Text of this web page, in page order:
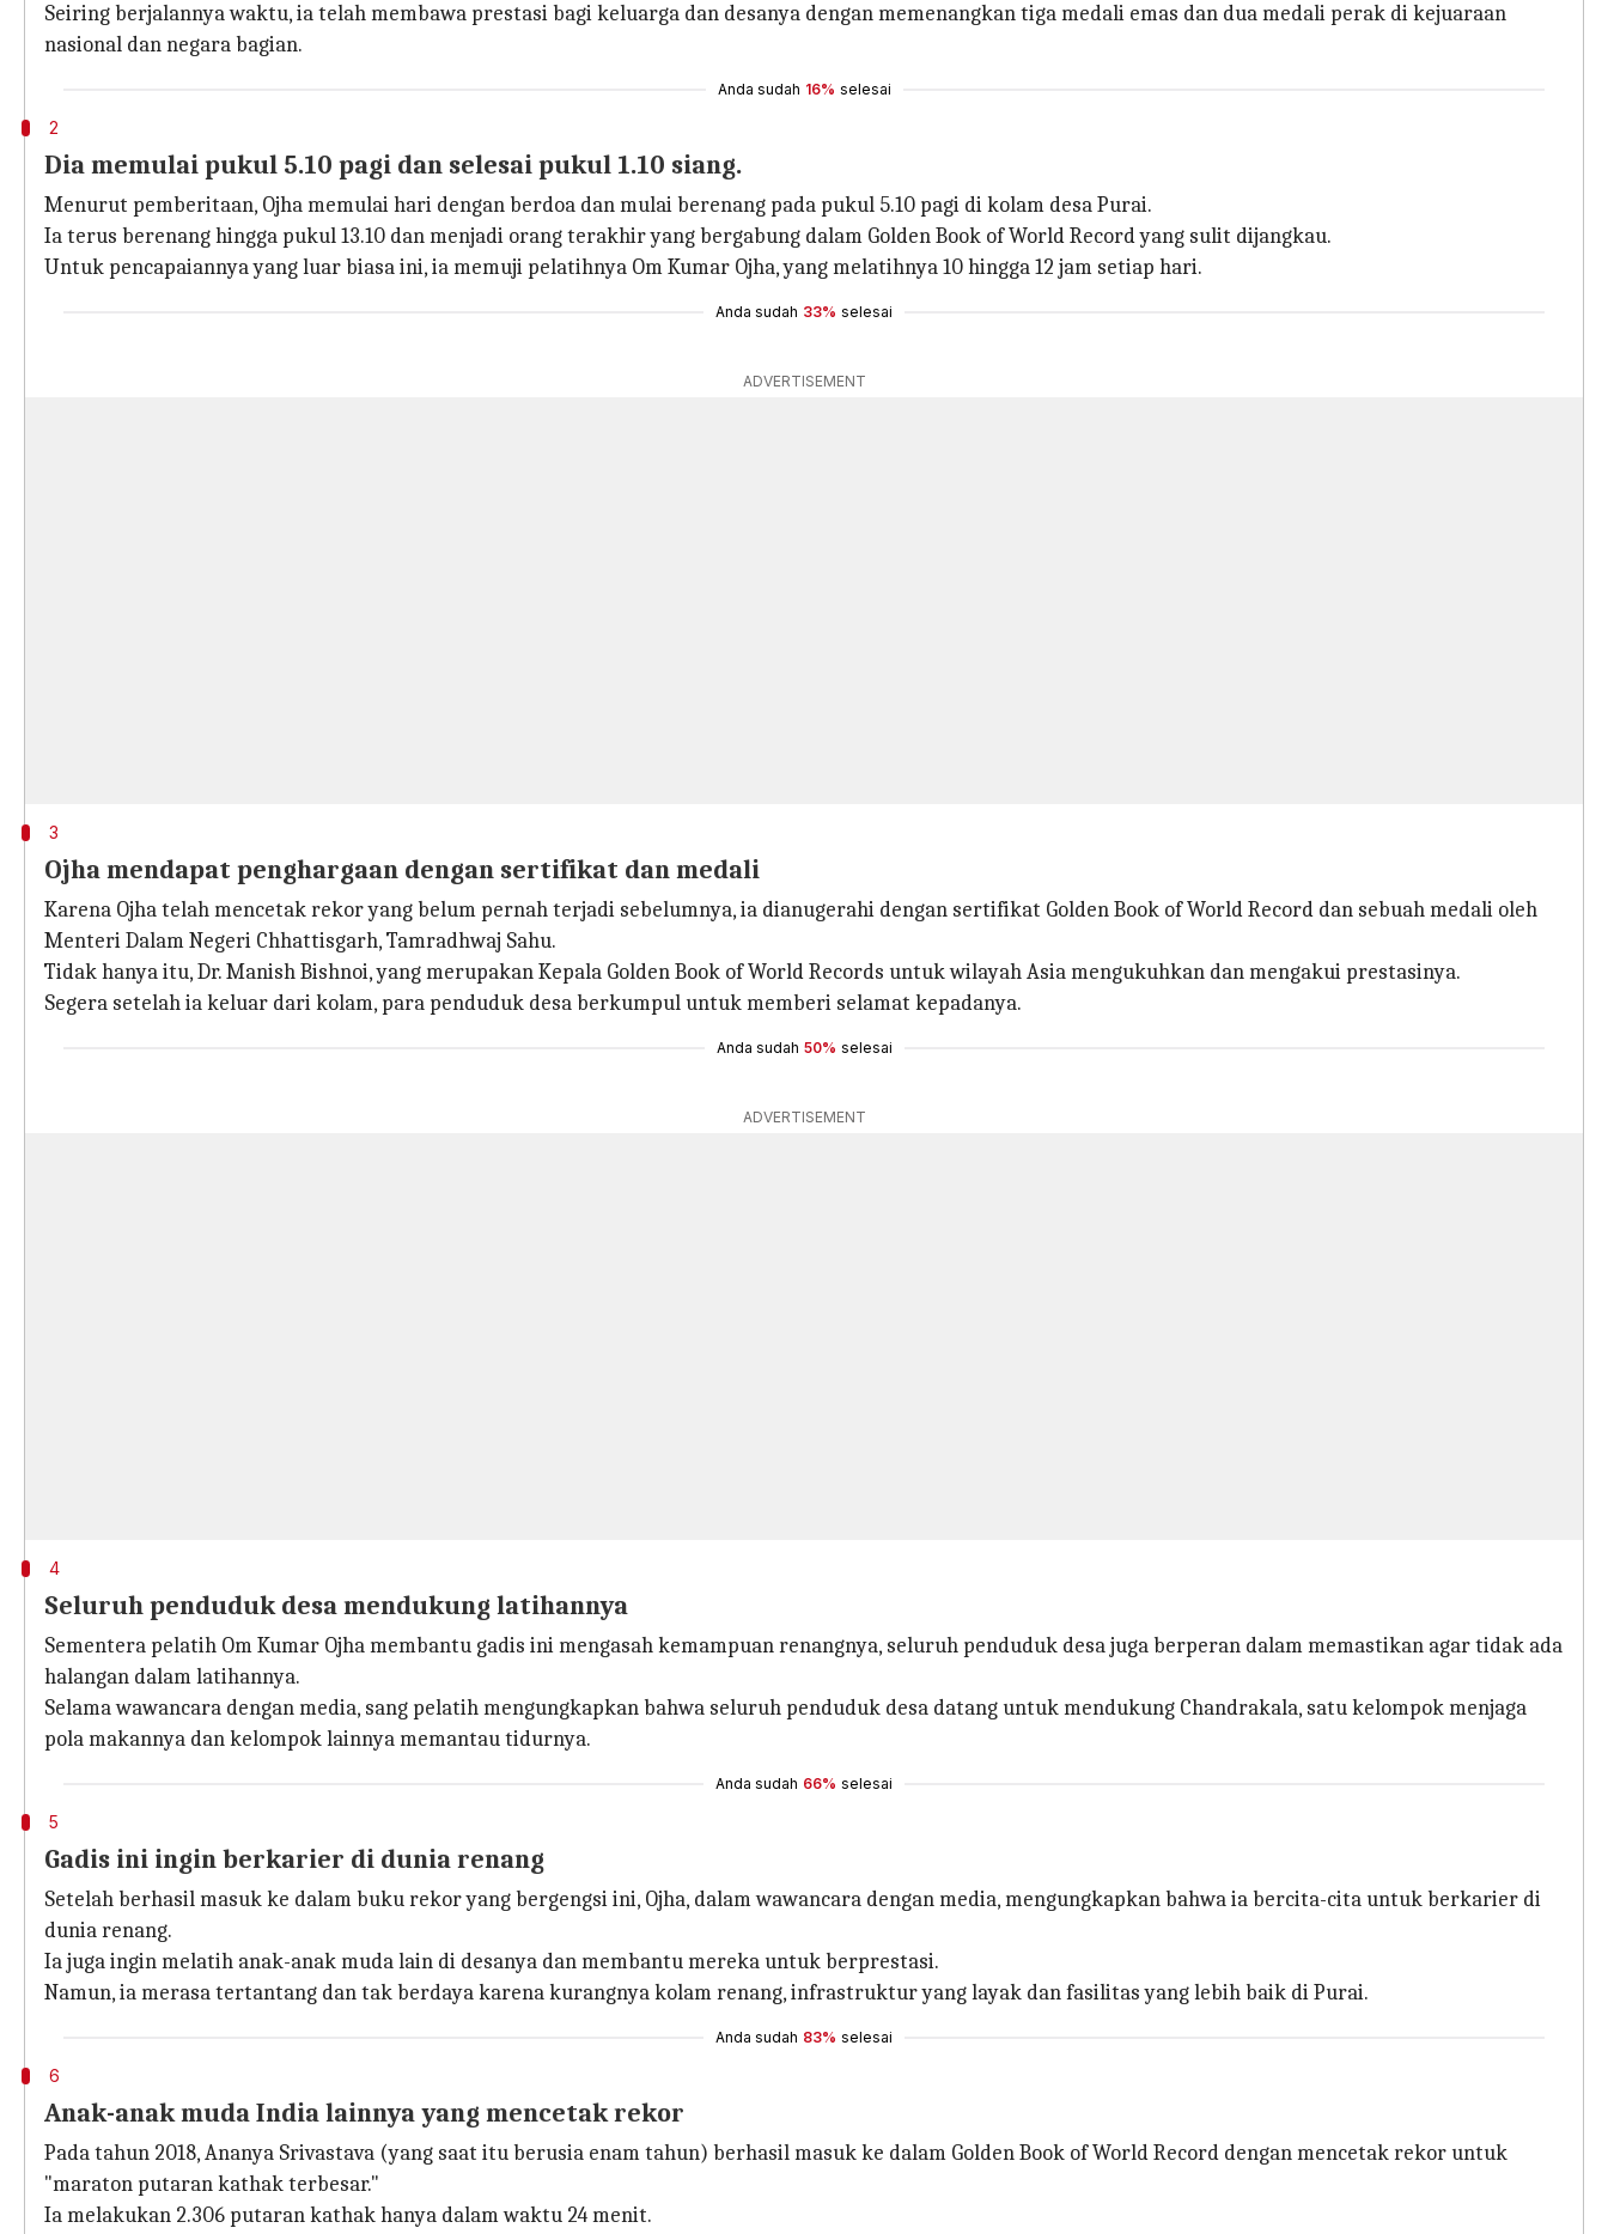
Seiring berjalannya waktu, ia telah membawa prestasi bagi keluarga dan desanya dengan memenangkan tiga medali emas dan dua medali perak di kejuaraan
nasional dan negara bagian.
Anda sudah 16% selesai
2
Dia memulai pukul 5.10 pagi dan selesai pukul 1.10 siang.
Menurut pemberitaan, Ojha memulai hari dengan berdoa dan mulai berenang pada pukul 5.10 pagi di kolam desa Purai.
Ia terus berenang hingga pukul 13.10 dan menjadi orang terakhir yang bergabung dalam Golden Book of World Record yang sulit dijangkau.
Untuk pencapaiannya yang luar biasa ini, ia memuji pelatihnya Om Kumar Ojha, yang melatihnya 10 hingga 12 jam setiap hari.
Anda sudah 33% selesai
ADVERTISEMENT
3
Ojha mendapat penghargaan dengan sertifikat dan medali
Karena Ojha telah mencetak rekor yang belum pernah terjadi sebelumnya, ia dianugerahi dengan sertifikat Golden Book of World Record dan sebuah medali oleh
Menteri Dalam Negeri Chhattisgarh, Tamradhwaj Sahu.
Tidak hanya itu, Dr. Manish Bishnoi, yang merupakan Kepala Golden Book of World Records untuk wilayah Asia mengukuhkan dan mengakui prestasinya.
Segera setelah ia keluar dari kolam, para penduduk desa berkumpul untuk memberi selamat kepadanya.
Anda sudah 50% selesai
ADVERTISEMENT
4
Seluruh penduduk desa mendukung latihannya
Sementera pelatih Om Kumar Ojha membantu gadis ini mengasah kemampuan renangnya, seluruh penduduk desa juga berperan dalam memastikan agar tidak ada
halangan dalam latihannya.
Selama wawancara dengan media, sang pelatih mengungkapkan bahwa seluruh penduduk desa datang untuk mendukung Chandrakala, satu kelompok menjaga
pola makannya dan kelompok lainnya memantau tidurnya.
Anda sudah 66% selesai
5
Gadis ini ingin berkarier di dunia renang
Setelah berhasil masuk ke dalam buku rekor yang bergengsi ini, Ojha, dalam wawancara dengan media, mengungkapkan bahwa ia bercita-cita untuk berkarier di
dunia renang.
Ia juga ingin melatih anak-anak muda lain di desanya dan membantu mereka untuk berprestasi.
Namun, ia merasa tertantang dan tak berdaya karena kurangnya kolam renang, infrastruktur yang layak dan fasilitas yang lebih baik di Purai.
Anda sudah 83% selesai
6
Anak-anak muda India lainnya yang mencetak rekor
Pada tahun 2018, Ananya Srivastava (yang saat itu berusia enam tahun) berhasil masuk ke dalam Golden Book of World Record dengan mencetak rekor untuk
"maraton putaran kathak terbesar."
Ia melakukan 2.306 putaran kathak hanya dalam waktu 24 menit.